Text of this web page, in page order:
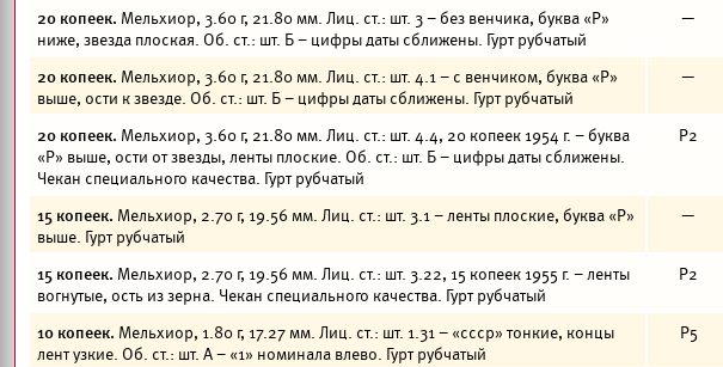
20 копеек. Мельхиор, 3.60 г, 21.80 мм. Лиц. ст.: шт. 3 – без венчика, буква «Р»
ниже, звезда плоская. Об. ст.: шт. Б – цифры даты сближены. Гурт рубчатый
—
20 копеек. Мельхиор, 3.60 г, 21.80 мм. Лиц. ст.: шт. 4.1 – с венчиком, буква «Р»
выше, ости к звезде. Об. ст.: шт. Б – цифры даты сближены. Гурт рубчатый
—
20 копеек. Мельхиор, 3.60 г, 21.80 мм. Лиц. ст.: шт. 4.4, 20 копеек 1954 г. – буква
«Р» выше, ости от звезды, ленты плоские. Об. ст.: шт. Б – цифры даты сближены.
Чекан специального качества. Гурт рубчатый
Р2
15 копеек. Мельхиор, 2.70 г, 19.56 мм. Лиц. ст.: шт. 3.1 – ленты плоские, буква «Р»
выше. Гурт рубчатый
—
15 копеек. Мельхиор, 2.70 г, 19.56 мм. Лиц. ст.: шт. 3.22, 15 копеек 1955 г. – ленты
вогнутые, ость из зерна. Чекан специального качества. Гурт рубчатый
Р2
10 копеек. Мельхиор, 1.80 г, 17.27 мм. Лиц. ст.: шт. 1.31 – «ссср» тонкие, концы
лент узкие. Об. ст.: шт. А – «1» номинала влево. Гурт рубчатый
Р5